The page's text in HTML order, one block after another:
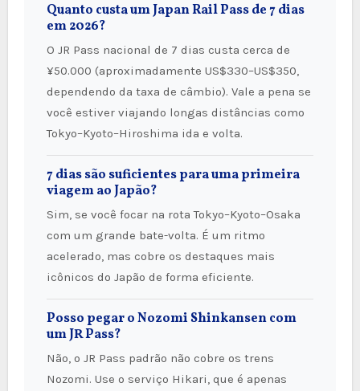
Quanto custa um Japan Rail Pass de 7 dias
em 2026?
O JR Pass nacional de 7 dias custa cerca de
¥50.000 (aproximadamente US$330–US$350,
dependendo da taxa de câmbio). Vale a pena se
você estiver viajando longas distâncias como
Tokyo–Kyoto–Hiroshima ida e volta.
7 dias são suficientes para uma primeira
viagem ao Japão?
Sim, se você focar na rota Tokyo–Kyoto–Osaka
com um grande bate-volta. É um ritmo
acelerado, mas cobre os destaques mais
icônicos do Japão de forma eficiente.
Posso pegar o Nozomi Shinkansen com
um JR Pass?
Não, o JR Pass padrão não cobre os trens
Nozomi. Use o serviço Hikari, que é apenas